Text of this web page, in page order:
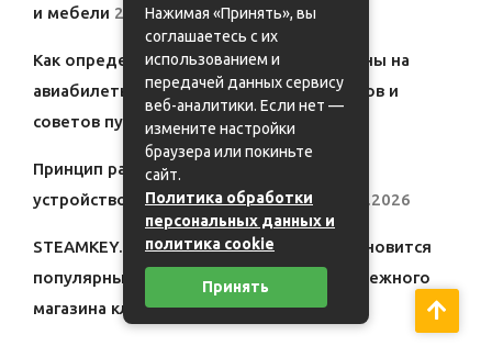
и мебели 26.02.2026
Как определить наиболее выгодные цены на
авиабилеты: разбор популярных сервисов и
советов путешественников 31.01.2026
Принцип работы холодильной витрины:
устройство и ключевые элементы
27.01.2026
STEAMKEY.COM — Почему этот сайт становится
популярным среди геймеров: обзор надежного
магазина ключей Steam 20.01.2026
Нажимая «Принять», вы
соглашаетесь с их
использованием и
передачей данных сервису
веб-аналитики. Если нет —
измените настройки
браузера или покиньте
сайт.
Политика обработки
персональных данных и
политика cookie
Принять